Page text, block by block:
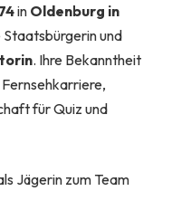
in Oldenburg in
und
. Ihre Bekanntheit
für Quiz und
Jägerin zum Team